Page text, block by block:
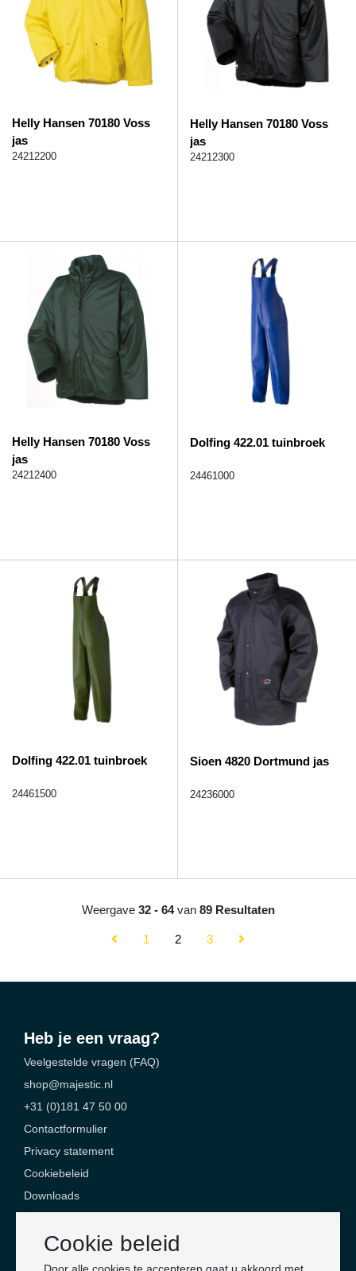
Cookie beleid
Helly Hansen 70180 Voss
jas
24212200
Helly Hansen 70180 Voss
jas
24212300
Helly Hansen 70180 Voss
jas
24212400
Dolfing 422.01 tuinbroek
24461000
Dolfing 422.01 tuinbroek
24461500
Sioen 4820 Dortmund jas
24236000
Weergave 32 - 64van 89 Resultaten
1 2 3
Heb je een vraag?
Veelgestelde vragen (FAQ)
shop@majestic.nl
+31 (0)181 47 50 00
Contactformulier
Privacy statement
Cookiebeleid
Downloads
Majestic Safety Products & Services